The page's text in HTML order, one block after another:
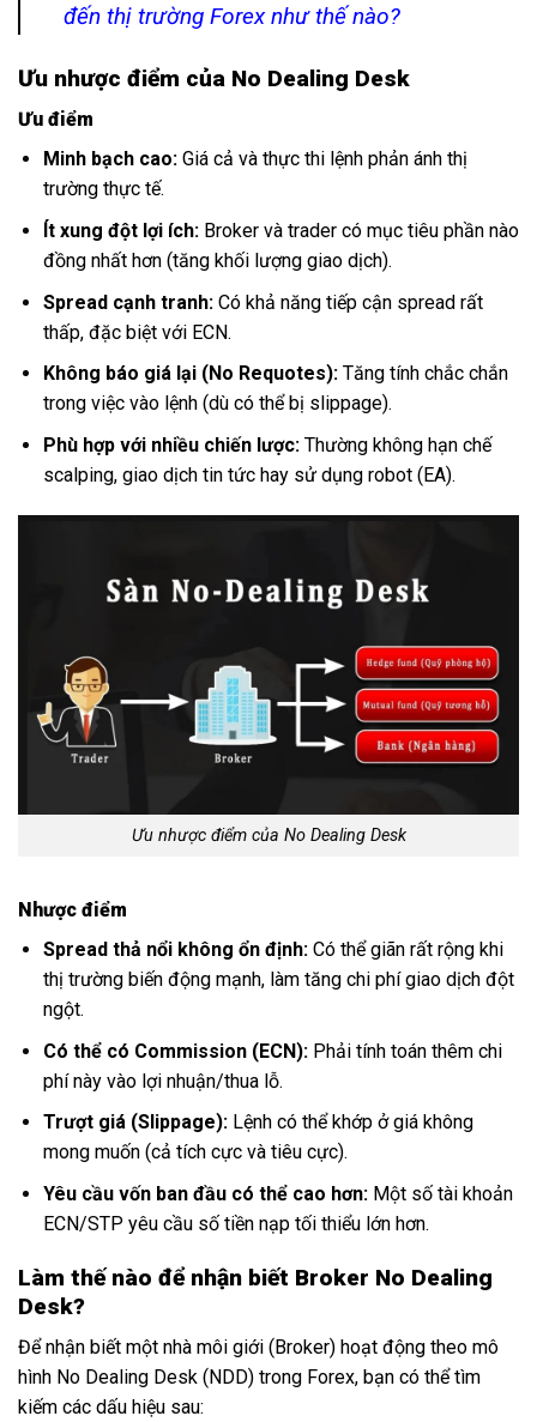
đến thị trường Forex như thế nào?
Ưu nhược điểm của No Dealing Desk
Ưu điểm
Minh bạch cao:Giá cả và thực thi lệnh phản ánh thị
trường thực tế.
Ít xung đột lợi ích:Broker và trader có mục tiêu phần nào
đồng nhất hơn (tăng khối lượng giao dịch).
Spread cạnh tranh:Có khả năng tiếp cận spread rất
thấp, đặc biệt với ECN.
Không báo giá lại (No Requotes):Tăng tính chắc chắn
trong việc vào lệnh (dù có thể bị slippage).
Phù hợp với nhiều chiến lược:Thường không hạn chế
scalping, giao dịch tin tức hay sử dụng robot (EA).
Ưu nhược điểm của No Dealing Desk
Nhược điểm
Spread thả nổi không ổn định:Có thể giãn rất rộng khi
thị trường biến động mạnh, làm tăng chi phí giao dịch đột
ngột.
Có thể có Commission (ECN):Phải tính toán thêm chi
phí này vào lợi nhuận/thua lỗ.
Trượt giá (Slippage):Lệnh có thể khớp ở giá không
mong muốn (cả tích cực và tiêu cực).
Yêu cầu vốn ban đầu có thể cao hơn:Một số tài khoản
ECN/STP yêu cầu số tiền nạp tối thiểu lớn hơn.
Làm thế nào để nhận biết Broker No Dealing
Desk?
Để nhận biết một nhà môi giới (Broker) hoạt động theo mô
hình No Dealing Desk (NDD) trong Forex, bạn có thể tìm
kiếm các dấu hiệu sau: